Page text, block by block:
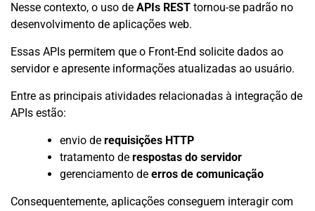
Nesse contexto, o uso de APIs REST tornou-se padrão no
desenvolvimento de aplicações web.
Essas APIs permitem que o Front-End solicite dados ao
servidor e apresente informações atualizadas ao usuário.
Entre as principais atividades relacionadas à integração de
APIs estão:
envio de requisições HTTP
tratamento de respostas do servidor
gerenciamento de erros de comunicação
Consequentemente, aplicações conseguem interagir com